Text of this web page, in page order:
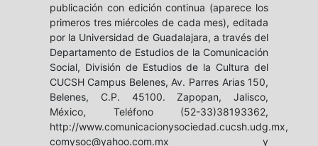
publicación con edición continua (aparece los
primeros tres miércoles de cada mes), editada
por la Universidad de Guadalajara, a través del
Departamento de Estudios de la Comunicación
Social, División de Estudios de la Cultura del
CUCSH Campus Belenes, Av. Parres Arias 150,
Belenes, C.P. 45100. Zapopan, Jalisco,
México, Teléfono (52-33)38193362,
http://www.comunicacionysociedad.cucsh.udg.mx,
comysoc@yahoo.com.mx y